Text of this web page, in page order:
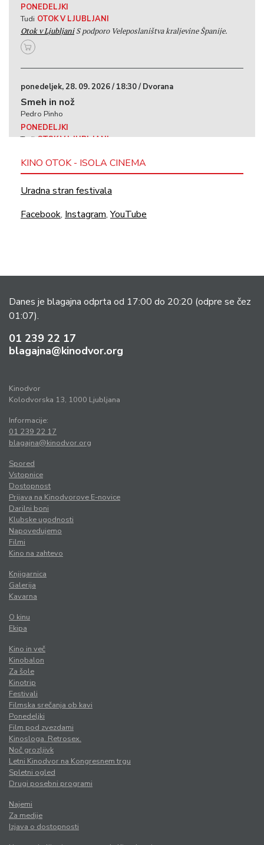
PONEDELJKI
Tudi OTOK V LJUBLJANI
Otok v Ljubljani​S podporo Veleposlaništva kraljevine Španije.
ponedeljek, 28. 09. 2026 / 18:30 / Dvorana
Smeh in nož
Pedro Pinho
PONEDELJKI
Tudi OTOK V LJUBLJANI
V deželi Arta
Suhi list
Alexandre Koberidze
Otok v Ljubljani
KINO OTOK - ISOLA CINEMA
Uradna stran festivala
Facebook, Instagram,YouTube
Danes je blagajna odprta od 17:00 do 20:20 (odpre se čez
01:07).
01 239 22 17
blagajna@kinodvor.org
Kinodvor
Kolodvorska 13, 1000 Ljubljana
Informacije:
01 239 22 17
blagajna@kinodvor.org
Spored
Vstopnice
Dostopnost
Prijava na Kinodvorove E-novice
Darilni boni
Klubske ugodnosti
Napovedujemo
Filmi
Kino na zahtevo
Knjigarnica
Galerija
Kavarna
O kinu
Ekipa
Kino in več
Kinobalon
Za šole
Kinotrip
Festivali
Filmska srečanja ob kavi
Ponedeljki
Film pod zvezdami
Kinosloga. Retrosex.
Noč grozljivk
Letni Kinodvor na Kongresnem trgu
Spletni ogled
Drugi posebni programi
Najemi
Za medije
Izjava o dostopnosti